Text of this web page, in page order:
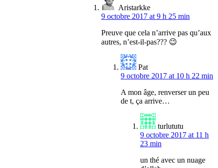
Aristarkke
9 octobre 2017 at 9 h 25 min
Preuve que cela n’arrive pas qu’aux
autres, n’est-il-pas??? 😉
Pat
9 octobre 2017 at 10 h 22 min
A mon âge, renverser un peu
de t, ça arrive…
turlututu
9 octobre 2017 at 11 h
23 min
un thé avec un nuage